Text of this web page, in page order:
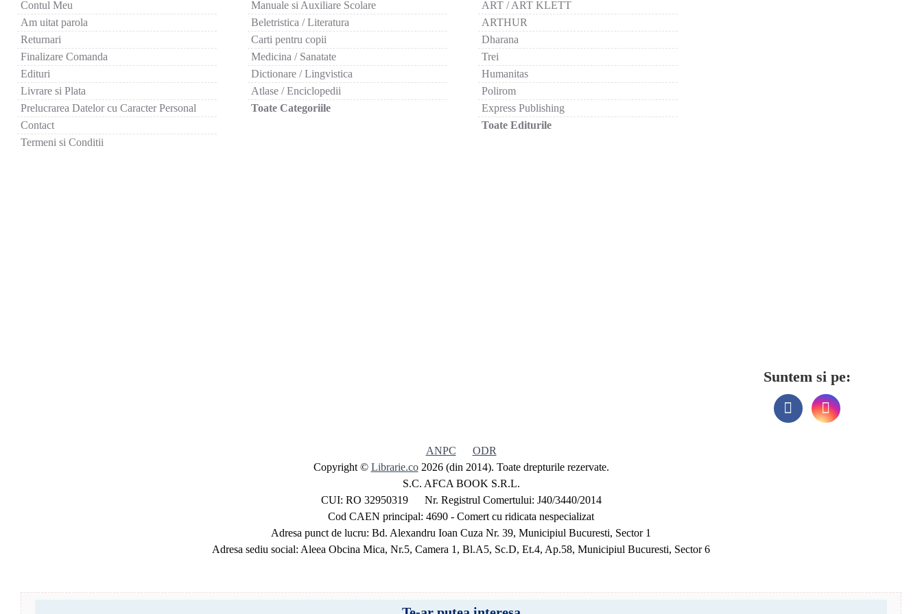
Contul Meu
Am uitat parola
Returnari
Finalizare Comanda
Edituri
Livrare si Plata
Prelucrarea Datelor cu Caracter Personal
Contact
Termeni si Conditii
Manuale si Auxiliare Scolare
Beletristica / Literatura
Carti pentru copii
Medicina / Sanatate
Dictionare / Lingvistica
Atlase / Enciclopedii
Toate Categoriile
ART / ART KLETT
ARTHUR
Dharana
Trei
Humanitas
Polirom
Express Publishing
Toate Editurile
Suntem si pe:
ANPC
ODR
Copyright © Librarie.co 2026 (din 2014). Toate drepturile rezervate.
S.C. AFCA BOOK S.R.L.
CUI: RO 32950319 Nr. Registrul Comertului: J40/3440/2014
Cod CAEN principal: 4690 - Comert cu ridicata nespecializat
Adresa punct de lucru: Bd. Alexandru Ioan Cuza Nr. 39, Municipiul Bucuresti, Sector 1
Adresa sediu social: Aleea Obcina Mica, Nr.5, Camera 1, Bl.A5, Sc.D, Et.4, Ap.58, Municipiul Bucuresti, Sector 6